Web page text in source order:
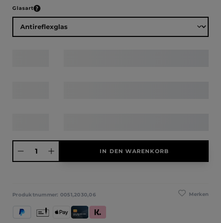
Glasartauswählen
Produkt Anzahl: Gib den gewünschten Wert ein oder benutze die
IN DEN WARENKORB
Merken
Produktnummer: 0051,2030,06
PayPal Apple PayKredit- und Debitkarte
Klarna (Rechnung / Ratenkauf / Sofort)
Vorkasse